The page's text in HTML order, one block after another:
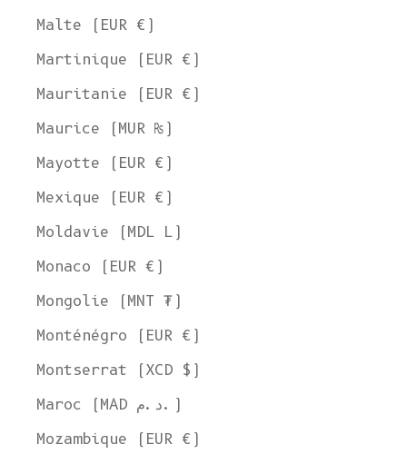
Malte (EUR €)
Martinique (EUR €)
Mauritanie (EUR €)
Maurice (MUR ₨)
Mayotte (EUR €)
Mexique (EUR €)
Moldavie (MDL L)
Monaco (EUR €)
Mongolie (MNT ₮)
Monténégro (EUR €)
Montserrat (XCD $)
Maroc (MAD د.م.)
Mozambique (EUR €)